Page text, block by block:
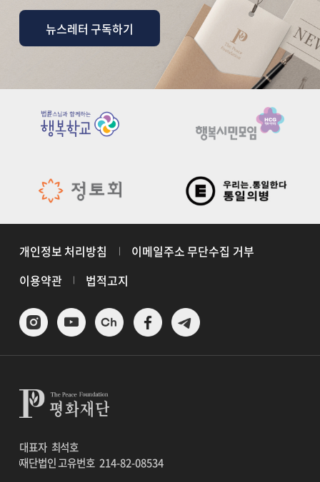
뉴스레터 구독하기
개인정보 처리방침
이메일주소 무단수집 거부
이용약관
법적고지
대표자 최석호
재단법인 고유번호214-82-08534